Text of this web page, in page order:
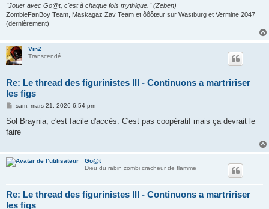
"Jouer avec Go@t, c'est à chaque fois mythique." (Zeben)
ZombieFanBoy Team, Maskagaz Zav Team et ôôôteur sur Wastburg et Vermine 2047
(dernièrement)
VinZ
Transcendé
Re: Le thread des figurinistes III - Continuons a martririser
les figs
M
s
a
sam. mars 21, 2026 6:54 pm
Sol Braynia, c'est facile d'accès. C'est pas coopératif mais ça devrait le
faire
Go@t
Dieu du rabin zombi cracheur de flamme
Re: Le thread des figurinistes III - Continuons a martririser
les figs